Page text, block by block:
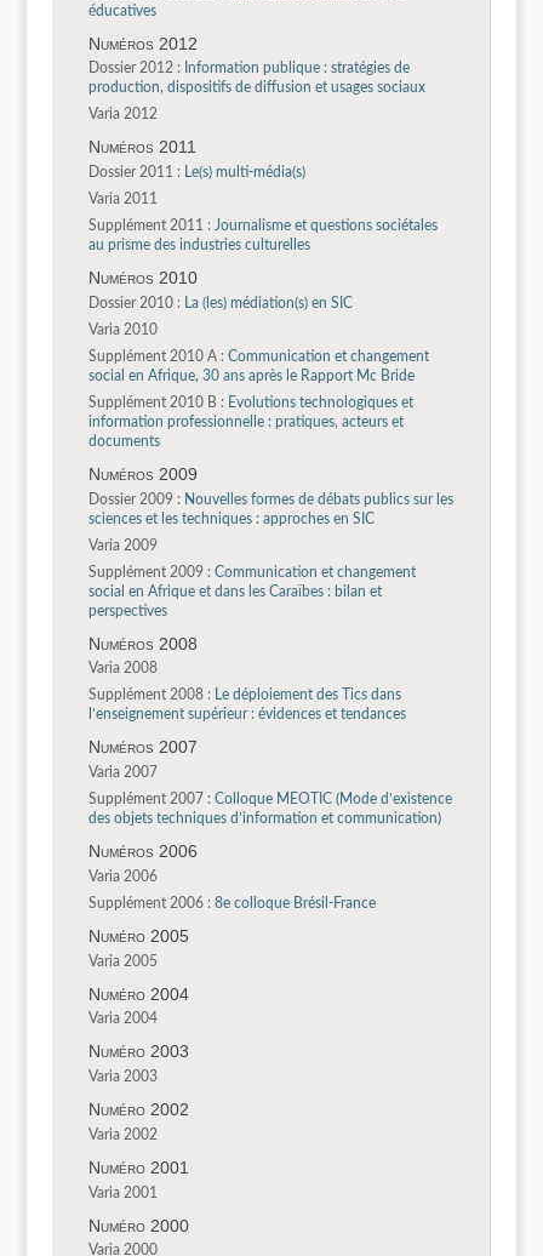
éducatives
Numéros 2012
Dossier 2012 : Information publique : stratégies de
production, dispositifs de diffusion et usages sociaux
Varia 2012
Numéros 2011
Dossier 2011 : Le(s) multi-média(s)
Varia 2011
Supplément 2011 : Journalisme et questions sociétales
au prisme des industries culturelles
Numéros 2010
Dossier 2010 : La (les) médiation(s) en SIC
Varia 2010
Supplément 2010 A : Communication et changement
social en Afrique, 30 ans après le Rapport Mc Bride
Supplément 2010 B : Evolutions technologiques et
information professionnelle : pratiques, acteurs et
documents
Numéros 2009
Dossier 2009 : Nouvelles formes de débats publics sur les
sciences et les techniques : approches en SIC
Varia 2009
Supplément 2009 : Communication et changement
social en Afrique et dans les Caraïbes : bilan et
perspectives
Numéros 2008
Varia 2008
Supplément 2008 : Le déploiement des Tics dans
l’enseignement supérieur : évidences et tendances
Numéros 2007
Varia 2007
Supplément 2007 : Colloque MEOTIC (Mode d’existence
des objets techniques d’information et communication)
Numéros 2006
Varia 2006
Supplément 2006 : 8e colloque Brésil-France
Numéro 2005
Varia 2005
Numéro 2004
Varia 2004
Numéro 2003
Varia 2003
Numéro 2002
Varia 2002
Numéro 2001
Varia 2001
Numéro 2000
Varia 2000